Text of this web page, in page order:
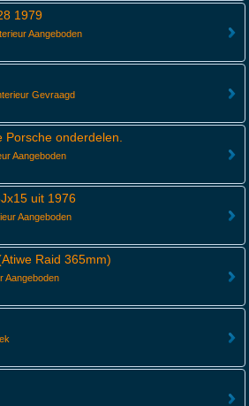
1979
Aangeboden
Gevraagd
onderdelen.
Aangeboden
uit 1976
Aangeboden
Raid 365mm)
Aangeboden